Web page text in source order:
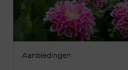
Aanbiedingen